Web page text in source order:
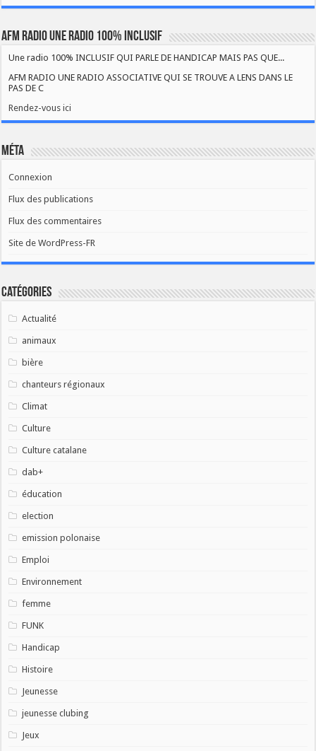
AFM RADIO UNE RADIO 100% INCLUSIF
Une radio 100% INCLUSIF QUI PARLE DE HANDICAP MAIS PAS QUE...
AFM RADIO UNE RADIO ASSOCIATIVE QUI SE TROUVE A LENS DANS LE
PAS DE C
Rendez-vous ici
Méta
Connexion
Flux des publications
Flux des commentaires
Site de WordPress-FR
Catégories
Actualité
animaux
bière
chanteurs régionaux
Climat
Culture
Culture catalane
dab+
éducation
election
emission polonaise
Emploi
Environnement
femme
FUNK
Handicap
Histoire
Jeunesse
jeunesse clubing
Jeux